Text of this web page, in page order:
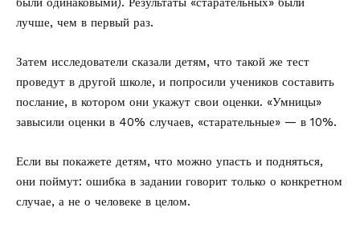
лучше, чем в первый раз.
Затем исследователи сказали детям, что такой же тест
проведут в другой школе, и попросили учеников составить
послание, в котором они укажут свои оценки. «Умницы»
завысили оценки в 40% случаев, «старательные» — в 10%.
Если вы покажете детям, что можно упасть и подняться,
они поймут: ошибка в задании говорит только о конкретном
случае, а не о человеке в целом.